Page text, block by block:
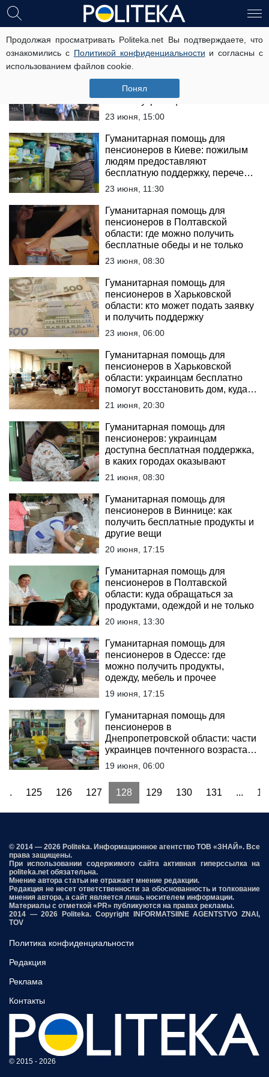
Продолжая просматривать Politeka.net Вы подтверждаете, что
ознакомились с Политикой конфиденциальности и согласны с
использованием файлов cookie.
Понял
гуманитарная помощь
Гуманитарная помощь
пенсионерам в Запорожской
области: какую поддержку готовы
оказать украинцам
23 июня, 15:00
Гуманитарная помощь для
пенсионеров в Киеве: пожилым
людям предоставляют
бесплатную поддержку, перечень
услуг
23 июня, 11:30
Гуманитарная помощь для
пенсионеров в Полтавской
области: где можно получить
бесплатные обеды и не только
23 июня, 08:30
Гуманитарная помощь для
пенсионеров в Харьковской
области: кто может подать заявку
и получить поддержку
23 июня, 06:00
Гуманитарная помощь для
пенсионеров в Харьковской
области: украинцам бесплатно
помогут восстановить дом, куда
обращаться
21 июня, 20:30
Гуманитарная помощь для
пенсионеров: украинцам
доступна бесплатная поддержка,
в каких городах оказывают
21 июня, 08:30
Гуманитарная помощь для
пенсионеров в Виннице: как
получить бесплатные продукты и
другие вещи
20 июня, 17:15
Гуманитарная помощь для
пенсионеров в Полтавской
области: куда обращаться за
продуктами, одеждой и не только
20 июня, 13:30
Гуманитарная помощь для
пенсионеров в Одессе: где
можно получить продукты,
одежду, мебель и прочее
19 июня, 17:15
Гуманитарная помощь для
пенсионеров в
Днепропетровской области: части
украинцев почтенного возраста
выдают продукты
19 июня, 06:00
... 125 126 127 128 129 130 131 ...
© 2014 — 2026 Politeka. Информационное агентство ТОВ «ЗНАЙ». Все
права защищены.
При использовании содержимого сайта активная гиперссылка на
politeka.net обязательна.
Мнение автора статьи не отражает мнение редакции.
Редакция не несет ответственности за обоснованность и толкование
мнения автора, а сайт является лишь носителем информации.
Материалы с отметкой «PR» публикуются на правах рекламы.
2014 — 2026 Politeka. Copyright INFORMATSIINE AGENTSTVO ZNAI,
TOV
Политика конфиденциальности
Редакция
Реклама
Контакты
© 2015 - 2026